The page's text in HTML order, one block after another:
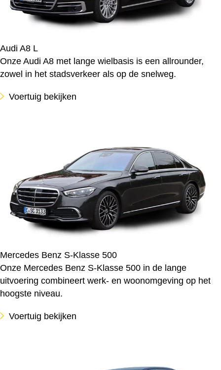
Audi A8 L
Onze Audi A8 met lange wielbasis is een allrounder,
zowel in het stadsverkeer als op de snelweg.
Voertuig bekijken
Mercedes Benz S-Klasse 500
Onze Mercedes Benz S-Klasse 500 in de lange
uitvoering combineert werk- en woonomgeving op het
hoogste niveau.
Voertuig bekijken